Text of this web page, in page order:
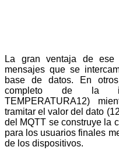
La gran ventaja de
mensajes que se
base de datos. En
completo de la
TEMPERATURA12)
tramitar el valor del dato
del MQTT se construye la
para los usuarios finales
de los dispositivos.